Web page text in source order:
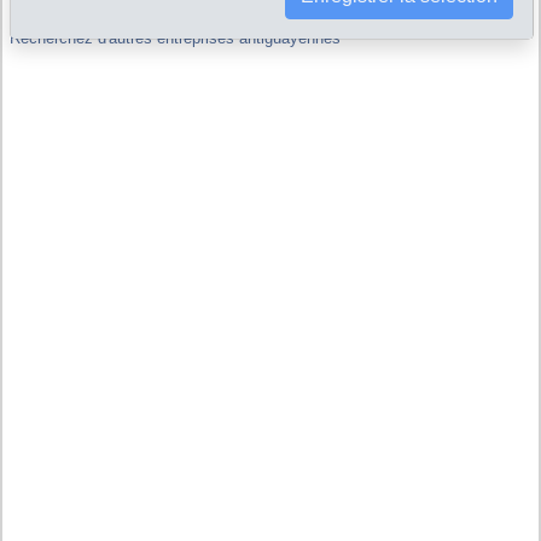
Recherchez d'autres entreprises antiguayennes